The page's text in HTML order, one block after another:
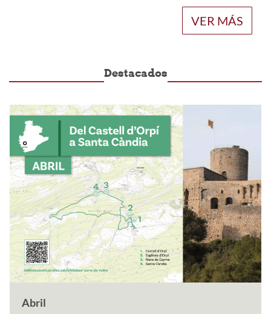
VER MÁS
Destacados
Abril